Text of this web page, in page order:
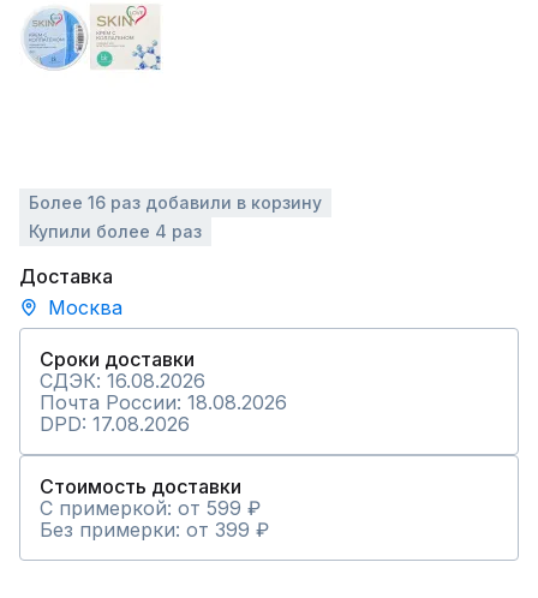
Более 16 раз добавили в корзину
Купили более 4 раз
Доставка
Москва
Сроки доставки
СДЭК: 16.08.2026
Почта России: 18.08.2026
DPD: 17.08.2026
Стоимость доставки
С примеркой: от 599 ₽
Без примерки: от 399 ₽